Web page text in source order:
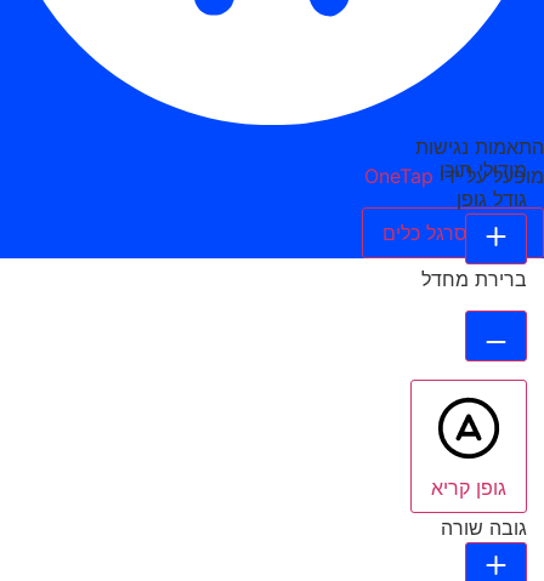
התאמות נגישות
מופעל על ידי OneTap
הסתר סרגל כלים
מודולי תוכן
גודל גופן
ברירת מחדל
גופן קריא
גובה שורה